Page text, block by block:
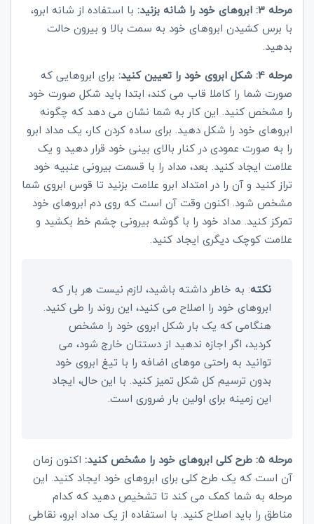
مرحله 3: ابروهای خود را شانه بزنید:
با استفاده از شانه ابرو،
با برس کشیدن ابروهای خود به سمت بالا و بیرون حالت
بدهید.
مرحله 4: شکل ابروی خود را تعیین کنید:
برای ابروهایی که
صورت شما را کاملا قاب می کند، ابتدا باید شکل صورت خود
را مشخص کنید. این کار به شما نشان می دهد که چگونه
ابروهای خود را شکل دهید. برای ساده کردن کار، یک مداد ابرو
را به صورت عمودی در کنار بالای بینی خود قرار دهید و یک
علامت ایجاد کنید. بعد، مداد را با قسمت بیرونی عنبیه خود
تراز کنید و آن را در امتداد ابرو علامت بزنید تا قوس ابروی شما
مشخص شود. اکنون وقت آن است که روی دم ابروهای خود
تمرکز کنید. مداد خود را با گوشه بیرونی چشم خط بکشید و
علامت کوچک دیگری ایجاد کنید.
نکته: به خاطر داشته باشید، لازم نیست هر بار که
ابروهای خود را اصلاح می کنید، این روند را طی کنید.
هنگامی که یک بار شکل ابروی خود را مشخص
کردید، اگر اجازه ندهید از دستتان خارج شود، می
توانید به راحتی موهای اضافه را با تیغ ابروی خود
بدون ترسیم کل شکل تمیز کنید. با این حال، ایجاد
این زمینه برای اولین بار ضروری است.
مرحله 5: طرح کلی ابروهای خود را مشخص کنید:
اکنون زمان
آن است که یک طرح کلی برای ابروهای خود ایجاد کنید. این
مرحله به شما کمک می کند تا تشخیص دهید که کدام
مناطق را باید اصلاح کنید. با استفاده از یک مداد ابرو، نقاطی